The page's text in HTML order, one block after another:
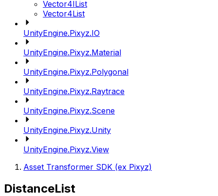
Vector4IList
Vector4List
UnityEngine.Pixyz.IO
UnityEngine.Pixyz.Material
UnityEngine.Pixyz.Polygonal
UnityEngine.Pixyz.Raytrace
UnityEngine.Pixyz.Scene
UnityEngine.Pixyz.Unity
UnityEngine.Pixyz.View
Asset Transformer SDK (ex Pixyz)
DistanceList